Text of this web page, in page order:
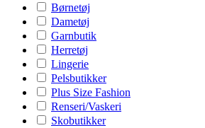
Børnetøj
Dametøj
Garnbutik
Herretøj
Lingerie
Pelsbutikker
Plus Size Fashion
Renseri/Vaskeri
Skobutikker